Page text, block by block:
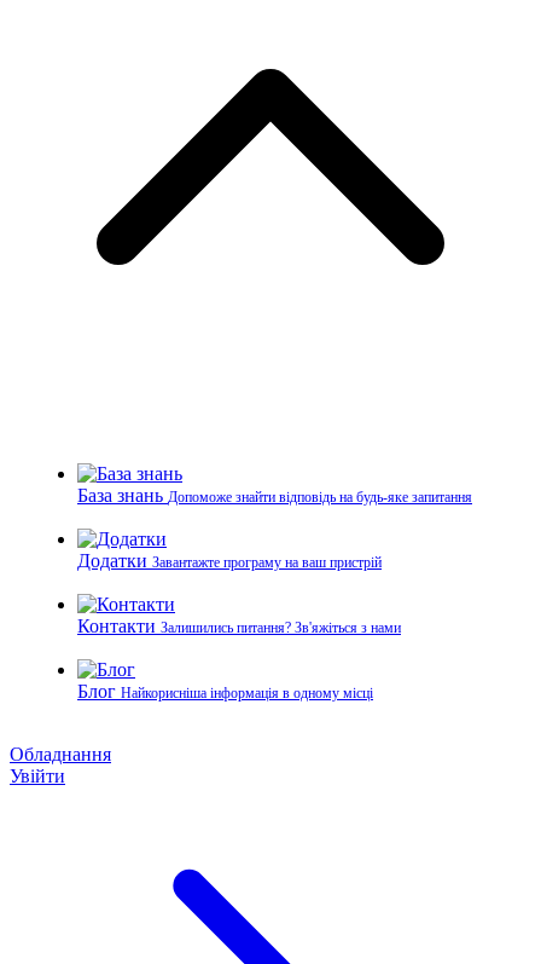
База знань Допоможе знайти відповідь на будь-яке запитання
Додатки Завантажте програму на ваш пристрій
Контакти Залишились питання? Зв'яжіться з нами
Блог Найкорисніша інформація в одному місці
Обладнання
Увійти